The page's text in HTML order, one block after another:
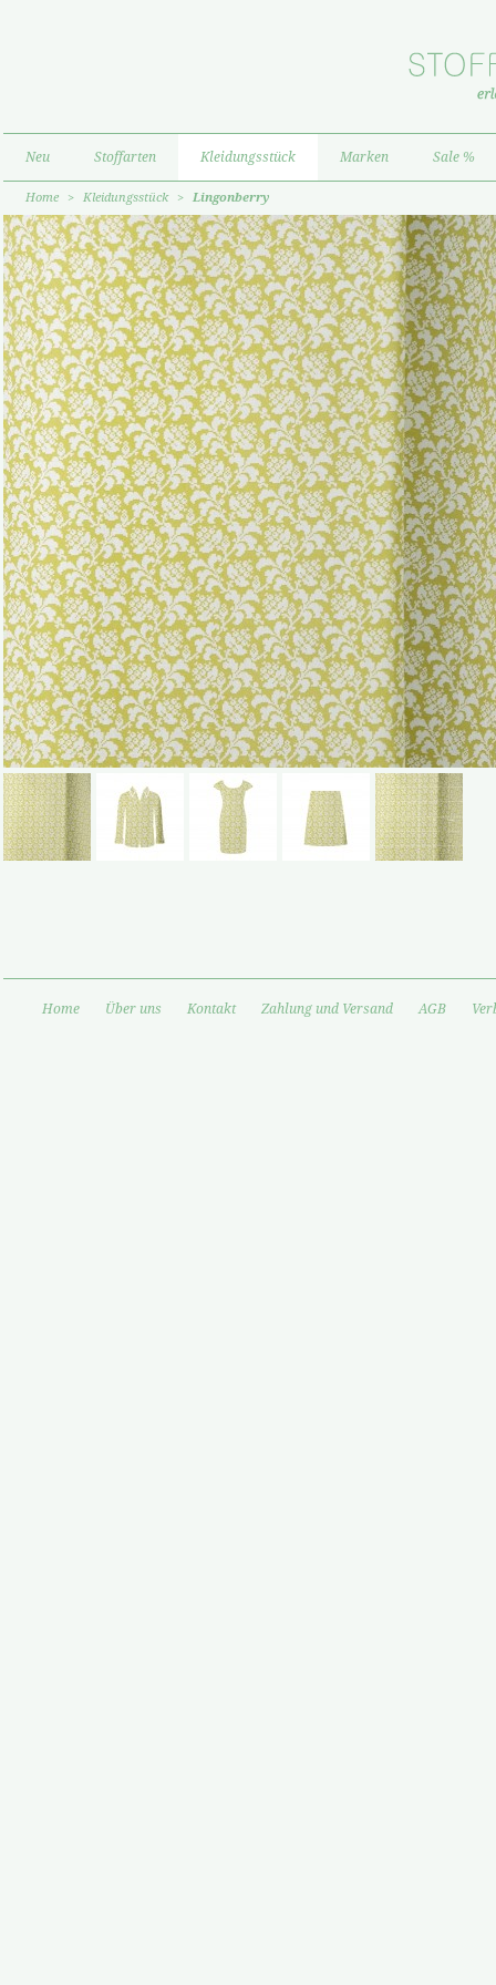
Neu Stoffarten Kleidungsstück Marken Sale %
Home > Kleidungsstück > Lingonberry
Home Über uns Kontakt Zahlung und Versand AGB